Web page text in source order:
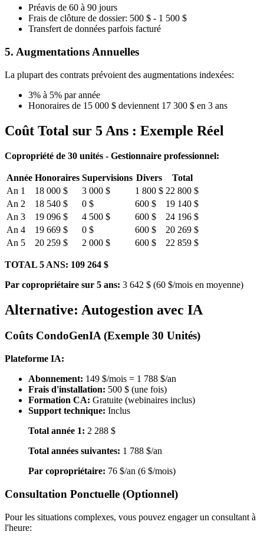
Préavis de 60 à 90 jours
Frais de clôture de dossier: 500 $ - 1 500 $
Transfert de données parfois facturé
5. Augmentations Annuelles
La plupart des contrats prévoient des augmentations indexées:
3% à 5% par année
Honoraires de 15 000 $ deviennent 17 300 $ en 3 ans
Coût Total sur 5 Ans : Exemple Réel
Copropriété de 30 unités - Gestionnaire professionnel:
Année Honoraires Supervisions Divers
Total
An 1
18 000 $ 3 000 $ 1 800 $ 22 800 $
An 2
18 540 $ 0 $ 600 $
19 140 $
An 3
19 096 $ 4 500 $ 600 $
24 196 $
An 4
19 669 $ 0 $ 600 $
20 269 $
An 5
20 259 $ 2 000 $ 600 $ 22 859 $
TOTAL 5 ANS: 109 264 $
Par copropriétaire sur 5 ans: 3 642 $ (60 $/mois en moyenne)
Alternative: Autogestion avec IA
Coûts CondoGenIA (Exemple 30 Unités)
Plateforme IA:
Abonnement: 149 $/mois = 1 788 $/an
Frais d'installation: 500 $ (une fois)
Formation CA: Gratuite (webinaires inclus)
Support technique: Inclus
Total année 1: 2 288 $
Total années suivantes: 1 788 $/an
Par copropriétaire: 76 $/an (6 $/mois)
Consultation Ponctuelle (Optionnel)
Pour les situations complexes, vous pouvez engager un consultant à
l'heure: